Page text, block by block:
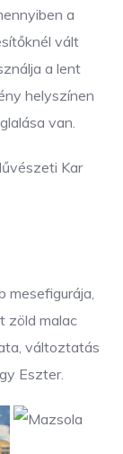
a
vált
a lent
helyszínen
van.
Kar
mesefigurája,
zöld malac
változtatás
Eszter.